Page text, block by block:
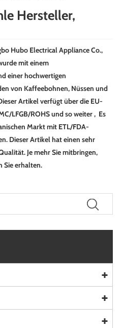
Hersteller,
Hubo Electrical Appliance Co.,
mit einem
einer hochwertigen
von Kaffeebohnen, Nüssen und
Artikel verfügt über die EU-
LFGB/ROHS und so weiter , Es
Markt mit ETL/FDA-
Dieser Artikel hat einen sehr
Je mehr Sie mitbringen,
Sie erhalten.